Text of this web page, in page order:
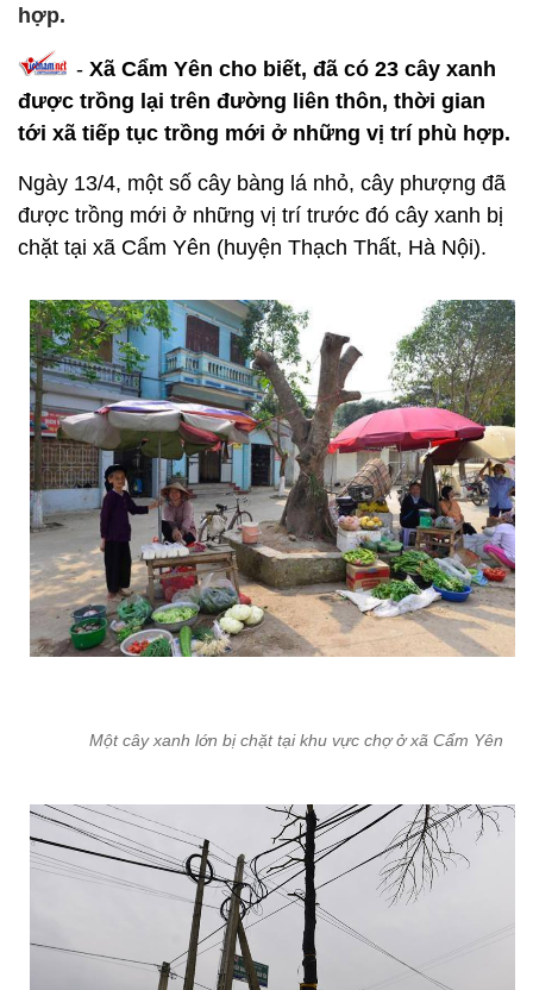
hợp.
- Xã Cẩm Yên cho biết, đã có 23 cây xanh
được trồng lại trên đường liên thôn, thời gian
tới xã tiếp tục trồng mới ở những vị trí phù hợp.
Ngày 13/4, một số cây bàng lá nhỏ, cây phượng đã
được trồng mới ở những vị trí trước đó cây xanh bị
chặt tại xã Cẩm Yên (huyện Thạch Thất, Hà Nội).
Một cây xanh lớn bị chặt tại khu vực chợ ở xã Cẩm Yên